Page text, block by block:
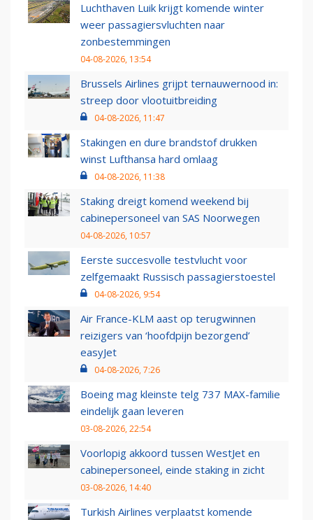
Luchthaven Luik krijgt komende winter
weer passagiersvluchten naar
zonbestemmingen
04-08-2026, 13:54
Brussels Airlines grijpt ternauwernood in:
streep door vlootuitbreiding
04-08-2026, 11:47
Stakingen en dure brandstof drukken
winst Lufthansa hard omlaag
04-08-2026, 11:38
Staking dreigt komend weekend bij
cabinepersoneel van SAS Noorwegen
04-08-2026, 10:57
Eerste succesvolle testvlucht voor
zelfgemaakt Russisch passagierstoestel
04-08-2026, 9:54
Air France-KLM aast op terugwinnen
reizigers van ‘hoofdpijn bezorgend’
easyJet
04-08-2026, 7:26
Boeing mag kleinste telg 737 MAX-familie
eindelijk gaan leveren
03-08-2026, 22:54
Voorlopig akkoord tussen WestJet en
cabinepersoneel, einde staking in zicht
03-08-2026, 14:40
Turkish Airlines verplaatst komende